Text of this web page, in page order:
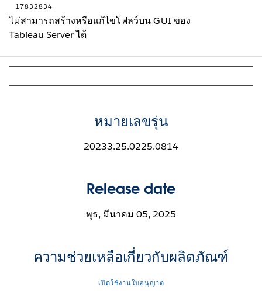
17832834
ไม่สามารถสร้างหรือแก้ไขโฟลว์บน GUI ของ
Tableau Server ได้
หมายเลขรุ่น
20233.25.0225.0814
Release date
พุธ, มีนาคม 05, 2025
ความช่วยเหลือเกี่ยวกับผลิตภัณฑ์
เปิดใช้งานใบอนุญาต